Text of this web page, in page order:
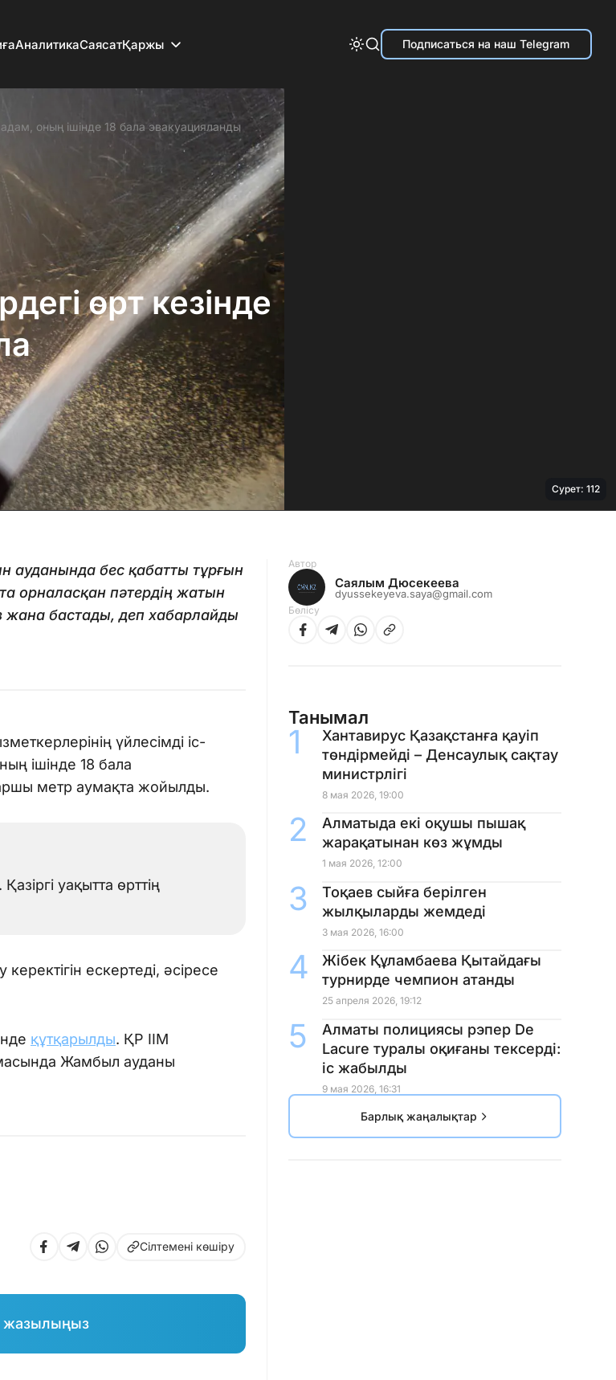
АналитикаСаясатҚаржы Подписаться на наш Telegram
оның ішінде 18 бала эвакуацияланды
өрт кезінде
Сурет: 112
ауданында бес қабатты тұрғын
орналасқан пәтердің жатын
бастады, деп хабарлайды
үйлесімді іс-
ішінде 18 бала
метр аумақта жойылды.
уақытта өрттің
ескертеді, әсіресе
құтқарылды. ҚР ІІМ
Жамбыл ауданы
Сілтемені көшіру
жазылыңыз
Автор
Саялым Дюсекеева
dyussekeyeva.saya@gmail.com
Бөлісу
Танымал
Хантавирус Қазақстанға қауіп
төндірмейді – Денсаулық сақтау
министрлігі
8 мая 2026, 19:00
Алматыда екі оқушы пышақ
жарақатынан көз жұмды
1 мая 2026, 12:00
Тоқаев сыйға берілген
жылқыларды жемдеді
3 мая 2026, 16:00
Жібек Құламбаева Қытайдағы
турнирде чемпион атанды
25 апреля 2026, 19:12
Алматы полициясы рэпер De
Lacure туралы оқиғаны тексерді:
іс жабылды
9 мая 2026, 16:31
Барлық жаңалықтар